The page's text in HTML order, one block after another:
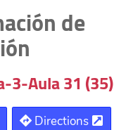
de
3-Aula 31 (35)
Directions